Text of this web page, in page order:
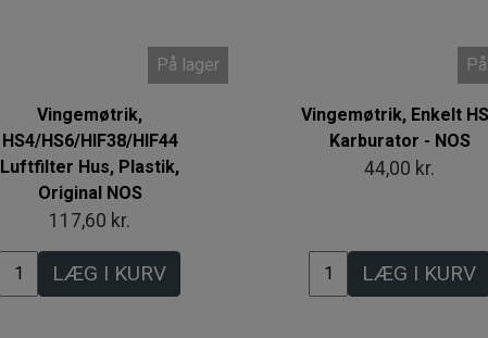
På lager
Vingemøtrik,
HS4/HS6/HIF38/HIF44
Luftfilter Hus, Plastik,
Original NOS
117,60 kr.
LÆG I KURV
Vingemøtrik, Enkelt
Karburator - NOS
44,00 kr.
LÆG I KURV